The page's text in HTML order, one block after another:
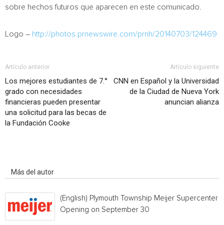
sobre hechos futuros que aparecen en este comunicado.
Logo – http://photos.prnewswire.com/prnh/20140703/124469
Artículo anterior
Los mejores estudiantes de 7.°
grado con necesidades
financieras pueden presentar
una solicitud para las becas de
la Fundación Cooke
Artículo siguiente
CNN en Español y la Universidad
de la Ciudad de Nueva York
anuncian alianza
Más del autor
(English) Plymouth Township Meijer Supercenter
Opening on September 30